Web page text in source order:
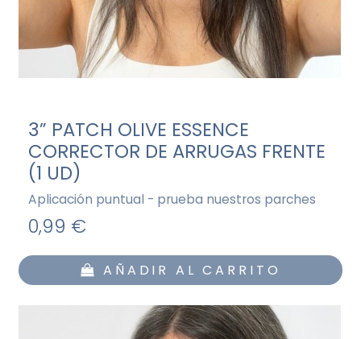
3” PATCH OLIVE ESSENCE
CORRECTOR DE ARRUGAS FRENTE
(1 UD)
Aplicación puntual - prueba nuestros parches
0,99 €
AÑADIR AL CARRITO